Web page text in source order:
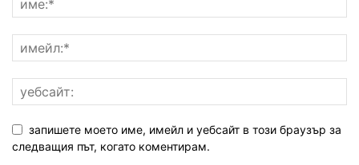
запишете моето име, имейл и уебсайт в този браузър за
следващия път, когато коментирам.